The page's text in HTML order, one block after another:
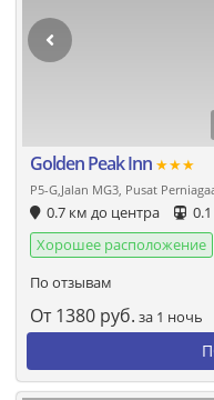
Golden Peak Inn ★★★
P5-G,Jalan MG3, Pusat
0.7 км до центра
Хорошее расположение
По отзывам
От 1380 руб. за 1 ночь